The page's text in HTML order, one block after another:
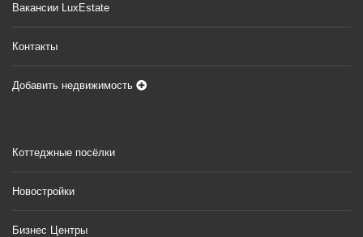
Вакансии LuxEstate
Контакты
Добавить недвижимость
Коттеджные посёлки
Новостройки
Бизнес Центры